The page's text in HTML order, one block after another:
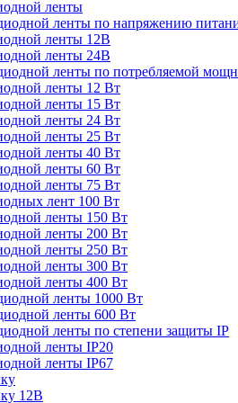
ленты
ленты по напряжению
ленты 12В
ленты 24В
ленты по потребляемой
ленты 12 Вт
ленты 15 Вт
ленты 24 Вт
ленты 25 Вт
ленты 40 Вт
ленты 60 Вт
ленты 75 Вт
лент 100 Вт
ленты 150 Вт
ленты 200 Вт
ленты 250 Вт
ленты 300 Вт
ленты 400 Вт
ленты 1000 Вт
ленты 600 Вт
ленты по степени защиты IP
ленты IP20
ленты IP67
12В